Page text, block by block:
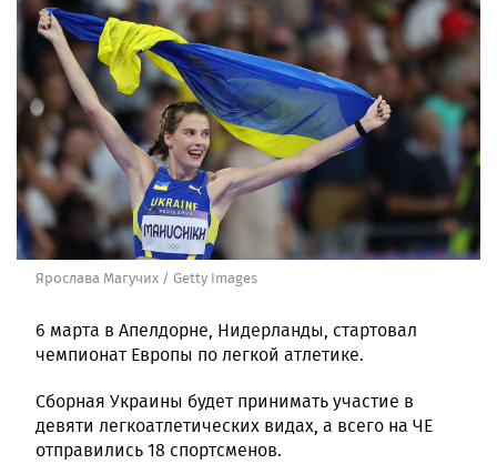
Ярослава Магучих / Getty Images
6 марта в Апелдорне, Нидерланды, стартовал
чемпионат Европы по легкой атлетике.
Сборная Украины будет принимать участие в
девяти легкоатлетических видах, а всего на ЧЕ
отправились 18 спортсменов.